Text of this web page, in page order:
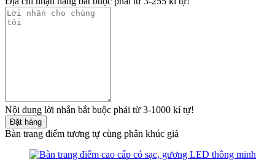
Nội dung lời nhắn bắt buộc phải từ 3-1000 kí tự!
Đặt hàng
Bàn trang điểm tương tự cùng phân khúc giá